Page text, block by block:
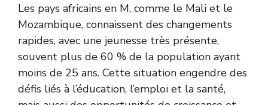
Les pays africains en M, comme le Mali et le
Mozambique, connaissent des changements
rapides, avec une jeunesse très présente,
souvent plus de 60 % de la population ayant
moins de 25 ans. Cette situation engendre des
défis liés à l’éducation, l’emploi et la santé,